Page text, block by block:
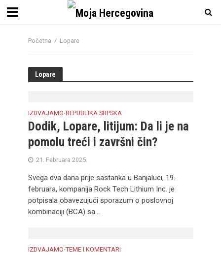
Početna / Lopare
Lopare
IZDVAJAMO•REPUBLIKA SRPSKA
Dodik, Lopare, litijum: Da li je na
pomolu treći i završni čin?
21. Februara 2025.
Svega dva dana prije sastanka u Banjaluci, 19.
februara, kompanija Rock Tech Lithium Inc. je
potpisala obavezujući sporazum o poslovnoj
kombinaciji (BCA) sa...
IZDVAJAMO•TEME I KOMENTARI